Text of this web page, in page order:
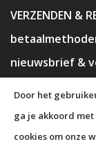
VERZENDEN &
nieuwsbrief &
Door het
ga je akkoord
cookies om onze